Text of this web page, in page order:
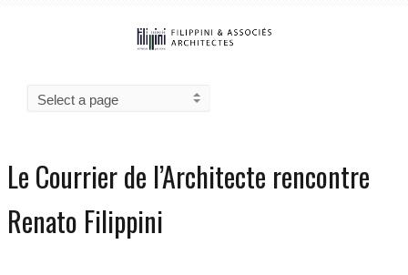
Le Courrier de l’Architecte rencontre
Renato Filippini